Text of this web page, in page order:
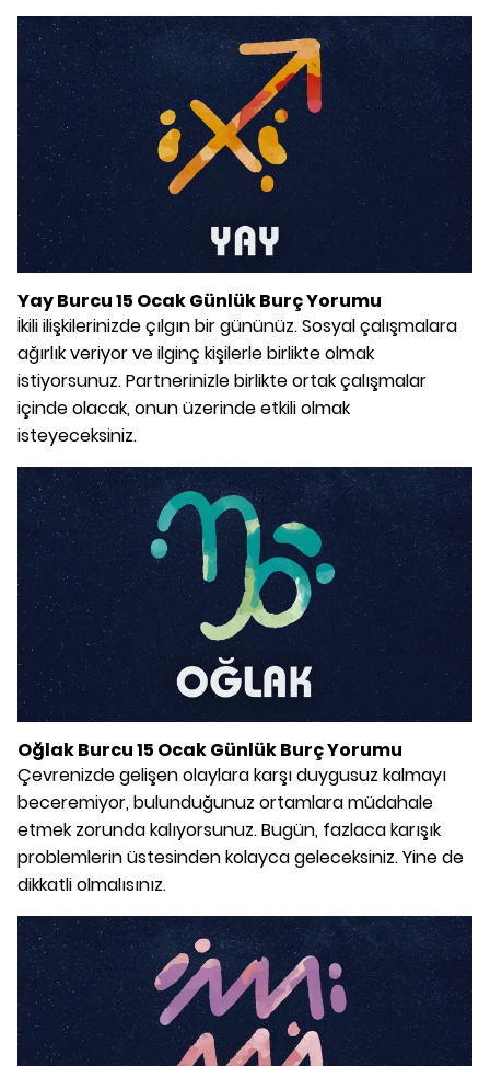
Yay Burcu 15 Ocak Günlük Burç Yorumu
İkili ilişkilerinizde çılgın bir gününüz. Sosyal çalışmalara
ağırlık veriyor ve ilginç kişilerle birlikte olmak
istiyorsunuz. Partnerinizle birlikte ortak çalışmalar
içinde olacak, onun üzerinde etkili olmak
isteyeceksiniz.
Oğlak Burcu 15 Ocak Günlük Burç Yorumu
Çevrenizde gelişen olaylara karşı duygusuz kalmayı
beceremiyor, bulunduğunuz ortamlara müdahale
etmek zorunda kalıyorsunuz. Bugün, fazlaca karışık
problemlerin üstesinden kolayca geleceksiniz. Yine de
dikkatli olmalısınız.